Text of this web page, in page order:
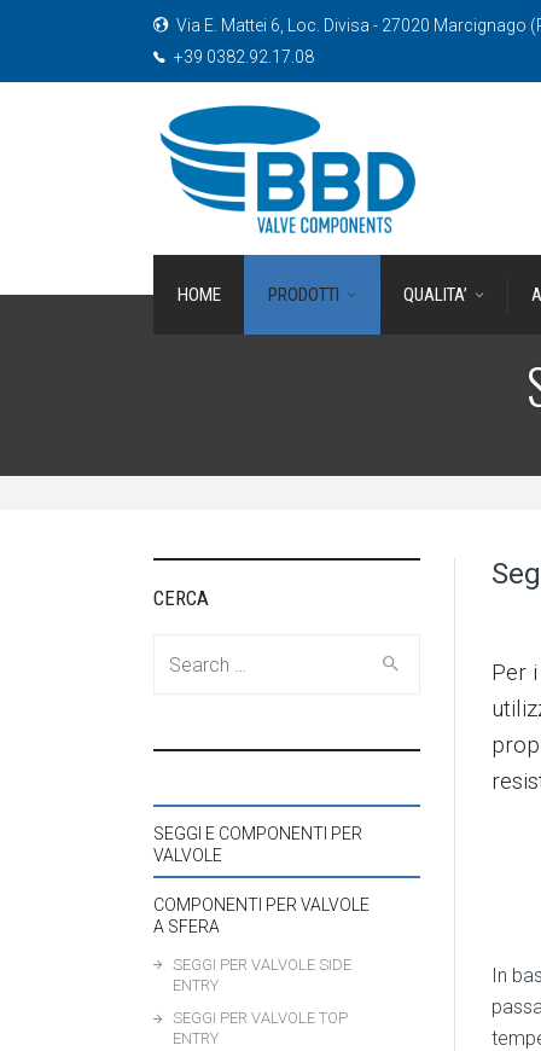
Via E. Mattei 6, Loc. Divisa - 27020 Marcignago
+39 0382.92.17.08
HOME PRODOTTI QUALITA’
Per i
In
CERCA
SEGGI E COMPONENTI PER
VALVOLE
COMPONENTI PER VALVOLE
A SFERA
SEGGI PER VALVOLE SIDE
ENTRY
SEGGI PER VALVOLE TOP
ENTRY